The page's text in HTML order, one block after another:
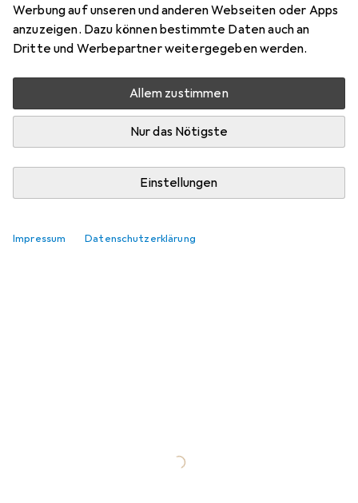
Werbung auf unseren und anderen Webseiten oder Apps
anzuzeigen. Dazu können bestimmte Daten auch an
Dritte und Werbepartner weitergegeben werden.
Allem zustimmen
Nur das Nötigste
Einstellungen
Impressum Datenschutzerklärung